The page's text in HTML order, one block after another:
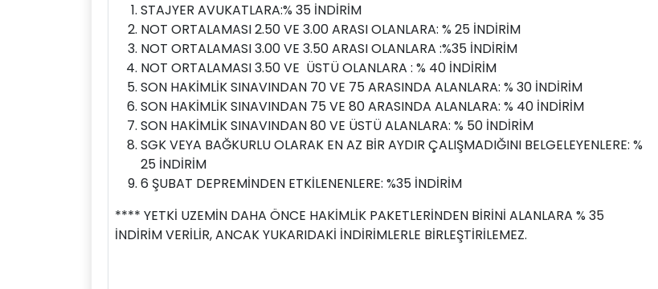
STAJYER AVUKATLARA:% 35 İNDİRİM
NOT ORTALAMASI 2.50 VE 3.00 ARASI OLANLARA: % 25 İNDİRİM
NOT ORTALAMASI 3.00 VE 3.50 ARASI OLANLARA :%35 İNDİRİM
NOT ORTALAMASI 3.50 VE ÜSTÜ OLANLARA : % 40 İNDİRİM
SON HAKİMLİK SINAVINDAN 70 VE 75 ARASINDA ALANLARA: % 30 İNDİRİM
SON HAKİMLİK SINAVINDAN 75 VE 80 ARASINDA ALANLARA: % 40 İNDİRİM
SON HAKİMLİK SINAVINDAN 80 VE ÜSTÜ ALANLARA: % 50 İNDİRİM
SGK VEYA BAĞKURLU OLARAK EN AZ BİR AYDIR ÇALIŞMADIĞINI BELGELEYENLERE: %
25 İNDİRİM
6 ŞUBAT DEPREMİNDEN ETKİLENENLERE: %35 İNDİRİM
**** YETKİ UZEMİN DAHA ÖNCE HAKİMLİK PAKETLERİNDEN BİRİNİ ALANLARA % 35
İNDİRİM VERİLİR, ANCAK YUKARIDAKİ İNDİRİMLERLE BİRLEŞTİRİLEMEZ.